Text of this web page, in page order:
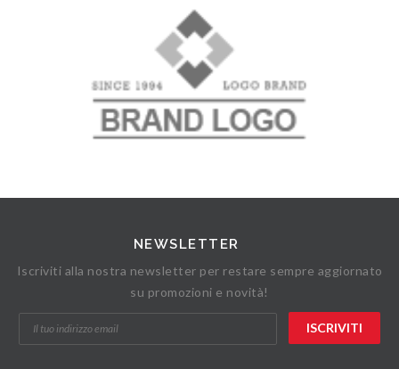
NEWSLETTER
Iscriviti alla nostra newsletter per restare sempre aggiornato
su promozioni e novità!